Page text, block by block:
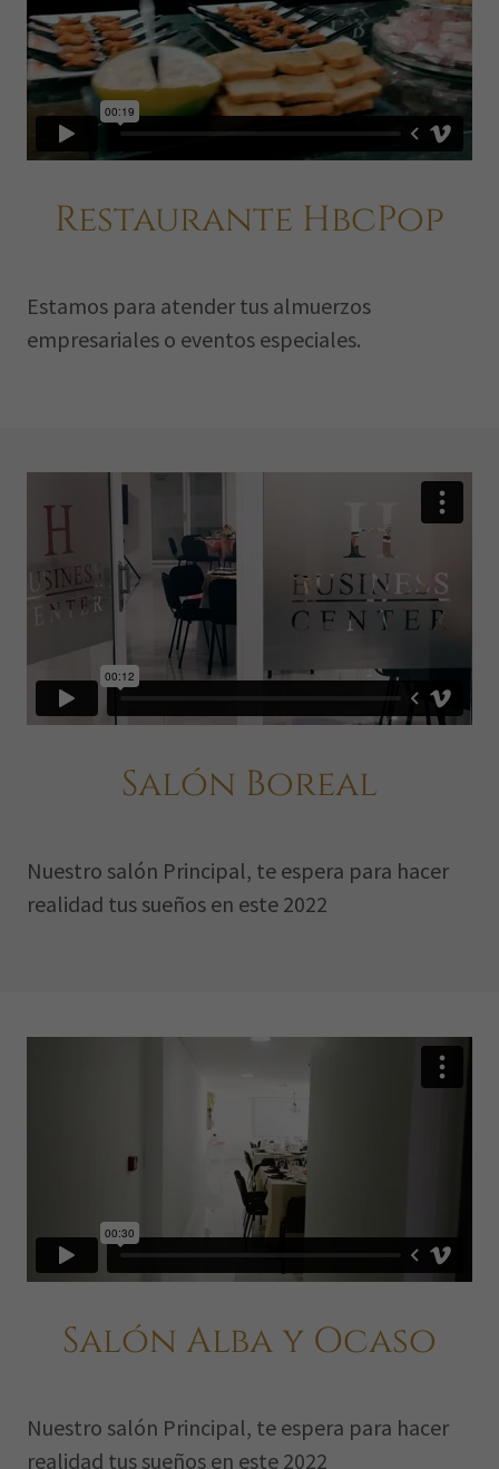
Restaurante HbcPop
Estamos para atender tus almuerzos
empresariales o eventos especiales.
Salón Boreal
Nuestro salón Principal, te espera para hacer
realidad tus sueños en este 2022
Salón Alba y Ocaso
Nuestro salón Principal, te espera para hacer
realidad tus sueños en este 2022